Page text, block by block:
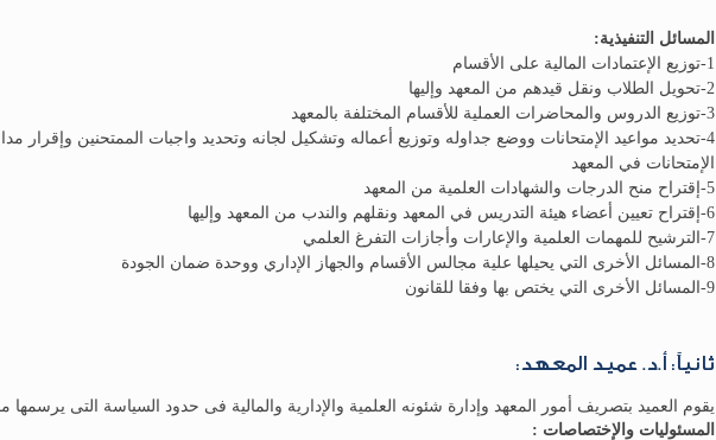
المسائل التنفيذية:
1-توزيع الإعتمادات المالية على الأقسام
2-تحويل الطلاب ونقل قيدهم من المعهد وإليها
3-توزيع الدروس والمحاضرات العملية للأقسام المختلفة بالمعهد
4-تحديد مواعيد الإمتحانات ووضع جداوله وتوزيع أعماله وتشكيل لجانه وتحديد واجبات الممتحنين وإقرار
الإمتحانات في المعهد
5-إقتراح منح الدرجات والشهادات العلمية من المعهد
6-إقتراح تعيين أعضاء هيئة التدريس في المعهد ونقلهم والندب من المعهد وإليها
7-الترشيح للمهمات العلمية والإعارات وأجازات التفرغ العلمي
8-المسائل الأخرى التي يحيلها علية مجالس الأقسام والجهاز الإداري ووحدة ضمان الجودة
9-المسائل الأخرى التي يختص بها وفقا للقانون
ثانياً: أ.د. عميد المعهد:
يقوم العميد بتصريف أمور المعهد وإدارة شئونه العلمية والإدارية والمالية فى حدود السياسة التى يرسمها
المسئوليات والإختصاصات :